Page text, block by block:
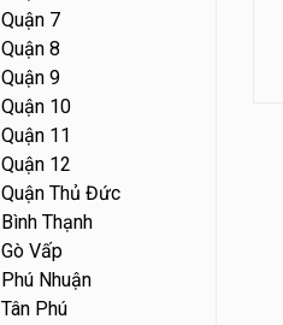
Quận 7
Quận 8
Quận 9
Quận 10
Quận 11
Quận 12
Quận Thủ Đức
Bình Thạnh
Gò Vấp
Phú Nhuận
Tân Phú